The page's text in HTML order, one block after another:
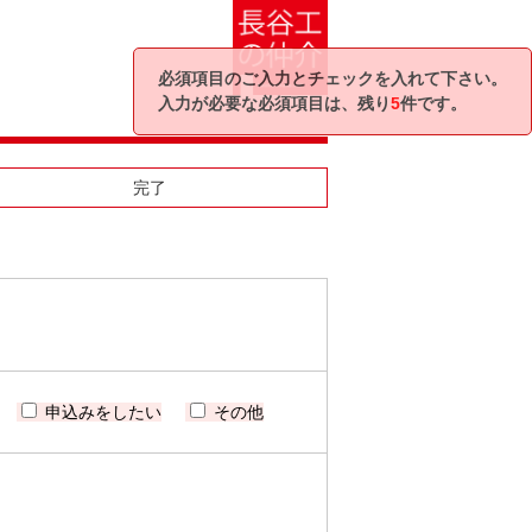
完了
申込みをしたい その他
必須項目のご入力とチェックを入れて下さい。
入力が必要な必須項目は、残り5件です。